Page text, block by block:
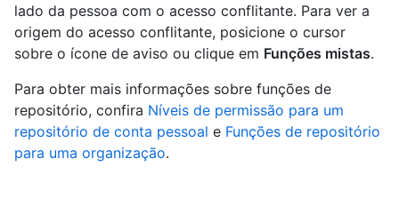
lado da pessoa com o acesso conflitante. Para ver a
origem do acesso conflitante, posicione o cursor
sobre o ícone de aviso ou clique em Funções mistas.
Para obter mais informações sobre funções de
repositório, confira Níveis de permissão para um
repositório de conta pessoal e Funções de repositório
para uma organização.